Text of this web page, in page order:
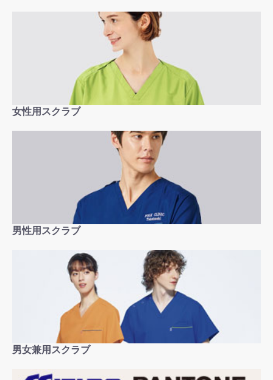
お買い物を続ける カートへ進む
女性用スクラブ
男性用スクラブ
男女兼用スクラブ